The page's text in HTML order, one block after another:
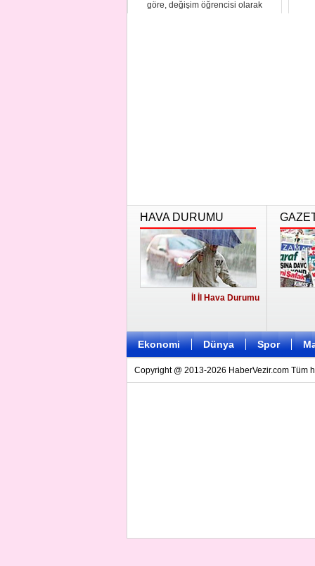
göre, değişim öğrencisi olarak
HAVA DURUMU
İl İl Hava Durumu
Ekonomi Dünya Spor
Copyright @ 2013-2026 HaberVezir.com Tüm